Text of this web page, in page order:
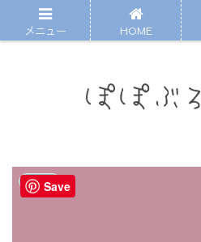
まんが
メニュー HOME
Save